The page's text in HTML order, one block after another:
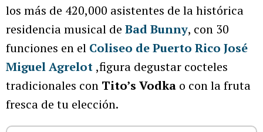
los más de 420,000 asistentes de la histórica
residencia musical de Bad Bunny, con 30
funciones en el Coliseo de Puerto Rico José
Miguel Agrelot ,figura degustar cocteles
tradicionales con Tito’s Vodka o con la fruta
fresca de tu elección.